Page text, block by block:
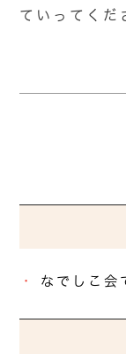
ていってくだ
なでしこ会